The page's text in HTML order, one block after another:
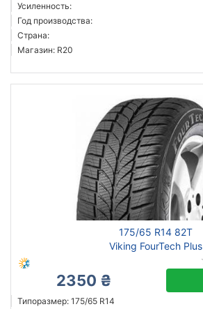
Усиленность:
Год производства:
Страна:
Магазин: R20
175/65 R14 82T
Viking FourTech Plus
2350 ₴
Типоразмер: 175/65 R14